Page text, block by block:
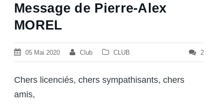
Message de Pierre-Alex
MOREL
05 Mai 2020 Club CLUB 2
Chers licenciés, chers sympathisants, chers
amis,